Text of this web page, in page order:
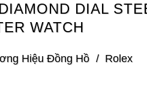
DIAL
WATCH
Hiệu Đồng Hồ / Rolex